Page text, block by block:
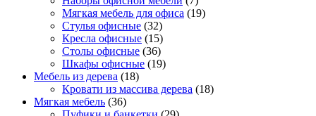
Мягкая мебель для офиса (19)
Стулья офисные (32)
Кресла офисные (15)
Столы офисные (36)
Шкафы офисные (19)
Мебель из дерева (18)
Кровати из массива дерева (18)
Мягкая мебель (36)